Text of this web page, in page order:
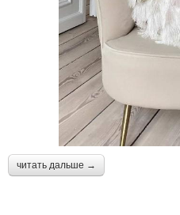
читать дальше →